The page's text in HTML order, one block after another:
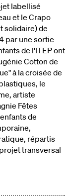
labellisé
et le Crapo
solidaire) de
par une sortie
de l'ITEP ont
Cotton de
à la croisée de
le
artiste
Fêtes
de
répartis
transversal